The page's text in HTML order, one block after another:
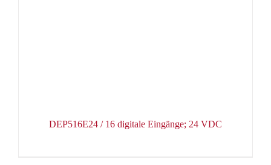
DEP516E24 / 16 digitale Eingänge; 24 VDC